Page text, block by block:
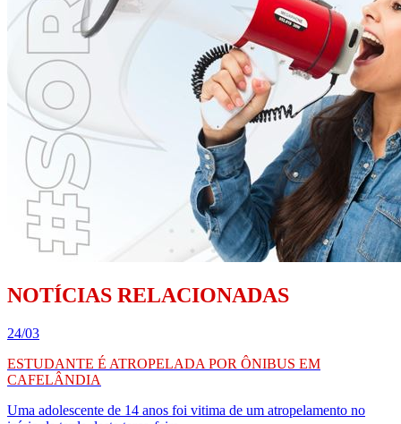
NOTÍCIAS RELACIONADAS
24/03
ESTUDANTE É ATROPELADA POR ÔNIBUS EM
CAFELÂNDIA
Uma adolescente de 14 anos foi vitima de um atropelamento no